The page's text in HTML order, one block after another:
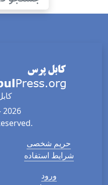
2026
حریم شخصی
شرایط استفاده
ورود